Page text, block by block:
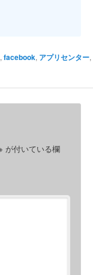
, facebook, アプリセンター,
が付いている欄